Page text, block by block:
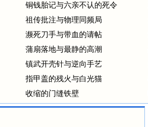
铜钱胎记与六亲不认的死令
祖传批注与物理同频局
濒死刀手与带血的请帖
蒲扇落地与最静的高潮
镇武开壳针与逆向手艺
指甲盖的残火与白光猫
收缩的门缝铁壁